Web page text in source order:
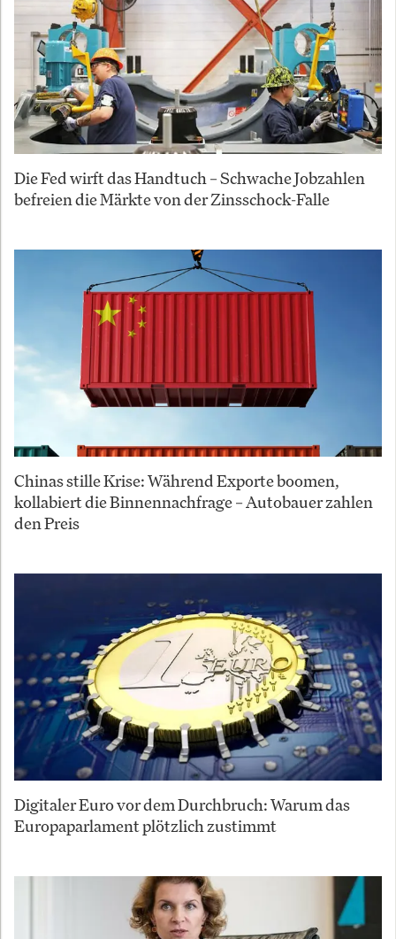
Die Fed wirft das Handtuch – Schwache Jobzahlen
befreien die Märkte von der Zinsschock-Falle
Chinas stille Krise: Während Exporte boomen,
kollabiert die Binnennachfrage – Autobauer zahlen
den Preis
Digitaler Euro vor dem Durchbruch: Warum das
Europaparlament plötzlich zustimmt